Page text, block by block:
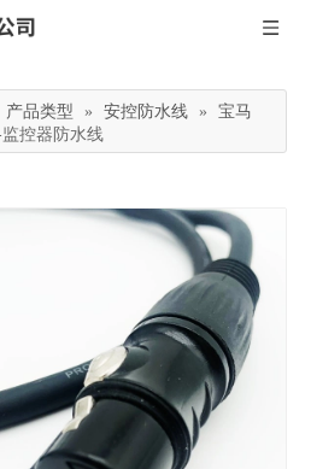
产品类型 » 安控防水线 »
宝马
控器防水线